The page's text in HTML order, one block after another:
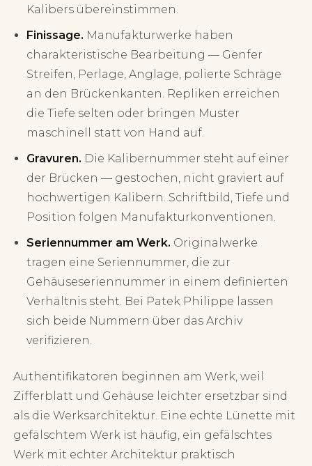
Kalibers übereinstimmen.
Finissage. Manufakturwerke haben
charakteristische Bearbeitung — Genfer
Streifen, Perlage, Anglage, polierte Schräge
an den Brückenkanten. Repliken erreichen
die Tiefe selten oder bringen Muster
maschinell statt von Hand auf.
Gravuren. Die Kalibernummer steht auf einer
der Brücken — gestochen, nicht graviert auf
hochwertigen Kalibern. Schriftbild, Tiefe und
Position folgen Manufakturkonventionen.
Seriennummer am Werk. Originalwerke
tragen eine Seriennummer, die zur
Gehäuseseriennummer in einem definierten
Verhältnis steht. Bei Patek Philippe lassen
sich beide Nummern über das Archiv
verifizieren.
Authentifikatoren beginnen am Werk, weil
Zifferblatt und Gehäuse leichter ersetzbar sind
als die Werksarchitektur. Eine echte Lünette mit
gefälschtem Werk ist häufig, ein gefälschtes
Werk mit echter Architektur praktisch